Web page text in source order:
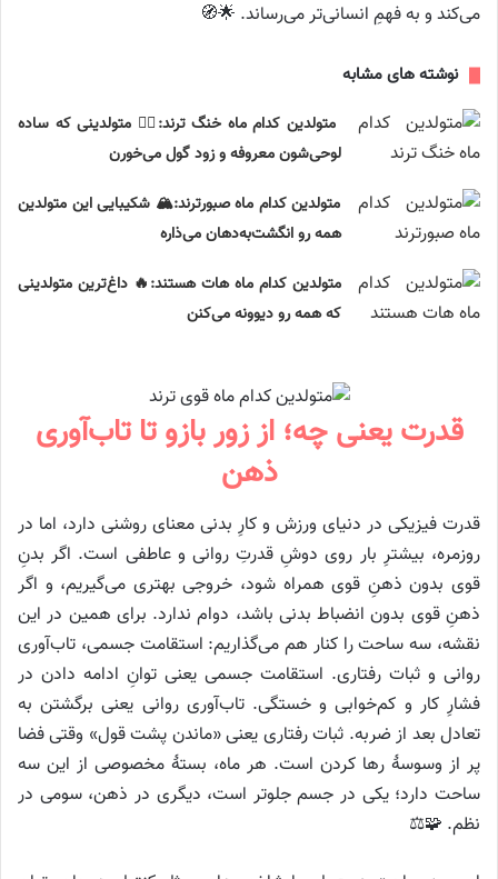
می‌کند و به فهمِ انسانی‌تر می‌رساند. 🌟🧭
نوشته های مشابه
متولدین کدام ماه خنگ ترند:🤦‍♂️ متولدینی که ساده‌
لوحی‌شون معروفه و زود گول می‌خورن
متولدین کدام ماه صبورترند:🏔️ شکیبایی این متولدین
همه رو انگشت‌به‌دهان می‌ذاره
متولدین کدام ماه هات هستند:🔥 داغ‌ترین متولدینی
که همه رو دیوونه می‌کنن
قدرت یعنی چه؛ از زور بازو تا تاب‌آوری
ذهن
قدرت فیزیکی در دنیای ورزش و کارِ بدنی معنای روشنی دارد، اما در
روزمره، بیشترِ بار روی دوشِ قدرتِ روانی و عاطفی است. اگر بدنِ
قوی بدون ذهنِ قوی همراه شود، خروجی بهتری می‌گیریم، و اگر
ذهنِ قوی بدون انضباط بدنی باشد، دوام ندارد. برای همین در این
نقشه، سه ساحت را کنار هم می‌گذاریم: استقامت جسمی، تاب‌آوری
روانی و ثبات رفتاری. استقامت جسمی یعنی توانِ ادامه دادن در
فشارِ کار و کم‌خوابی و خستگی. تاب‌آوری روانی یعنی برگشتن به
تعادل بعد از ضربه. ثبات رفتاری یعنی «ماندن پشت قول» وقتی فضا
پر از وسوسهٔ رها کردن است. هر ماه، بستهٔ مخصوصی از این سه
ساحت دارد؛ یکی در جسم جلوتر است، دیگری در ذهن، سومی در
نظم. 🧩⚖️